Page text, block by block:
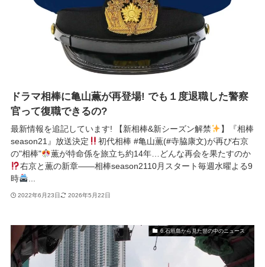
ドラマ相棒に亀山薫が再登場! でも１度退職した警察
官って復職できるの?
最新情報を追記しています! 【新相棒&新シーズン解禁
】『相棒
season21』放送決定
初代相棒 #亀山薫(#寺脇康文)が再び右京
の"相棒"
薫が特命係を旅立ち約14年…どんな再会を果たすのか
右京と薫の新章――相棒season2110月スタート毎週水曜よる9
時
...
2022年6月23日 2026年5月22日
6.石垣島から見た世の中のニュース